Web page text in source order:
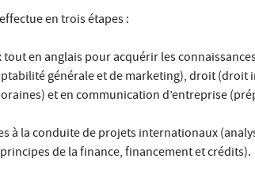
en trois étapes :
en anglais pour acquérir les
générale et de marketing), droit
et en communication d’entreprise
à la conduite de projets internationaux
de la finance, financement et crédits).